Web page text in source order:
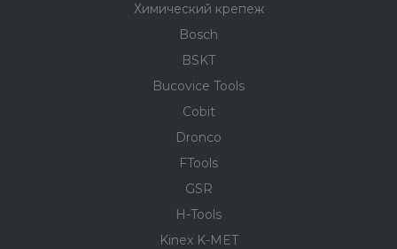
Химический крепеж
Bosch
BSKT
Bucovice Tools
Cobit
Dronco
FTools
GSR
H-Tools
Kinex K-MET